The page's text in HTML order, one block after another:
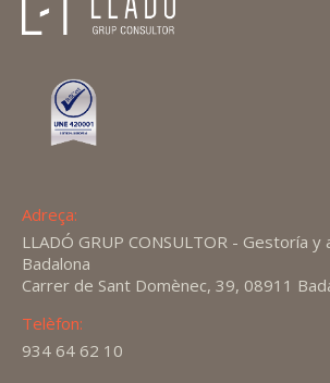
Adreça:
LLADÓ GRUP CONSULTOR - Gestoría y
Badalona
Carrer de Sant Domènec, 39, 08911
Telèfon:
934 64 62 10